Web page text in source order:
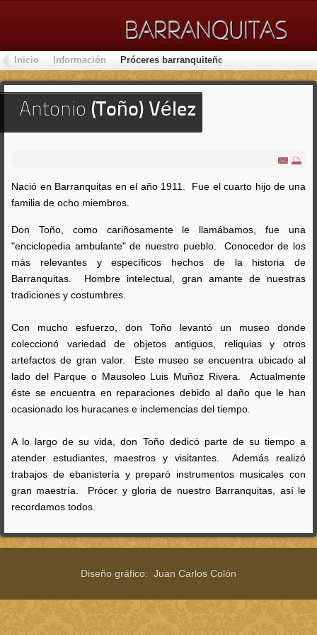
Inicio Información Próceres barranquiteños
Antonio (Toño) Vélez
Nació en Barranquitas en el año 1911. Fue el cuarto hijo de una
familia de ocho miembros.
Don Toño, como cariñosamente le llamábamos, fue una
"enciclopedia ambulante" de nuestro pueblo. Conocedor de los
más relevantes y específicos hechos de la historia de
Barranquitas. Hombre intelectual, gran amante de nuestras
tradiciones y costumbres.
Con mucho esfuerzo, don Toño levantó un museo donde
coleccionó variedad de objetos antiguos, reliquias y otros
artefactos de gran valor. Este museo se encuentra ubicado al
lado del Parque o Mausoleo Luis Muñoz Rivera. Actualmente
éste se encuentra en reparaciones debido al daño que le han
ocasionado los huracanes e inclemencias del tiempo.
A lo largo de su vida, don Toño dedicó parte de su tiempo a
atender estudiantes, maestros y visitantes. Además realizó
trabajos de ebanistería y preparó instrumentos musicales con
gran maestría. Prócer y gloria de nuestro Barranquitas, así le
recordamos todos.
Diseño gráfico: Juan Carlos Colón